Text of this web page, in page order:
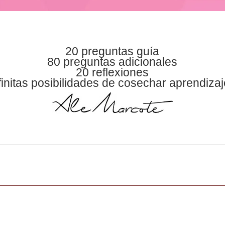
20 preguntas guía
80 preguntas adicionales
20 reflexiones
posibilidades de cosechar